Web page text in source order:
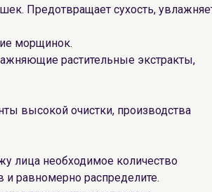
Предотвращает сухость,
морщинок.
растительные экстракты,
высокой очистки, производства
лица необходимое количество
равномерно распределите.